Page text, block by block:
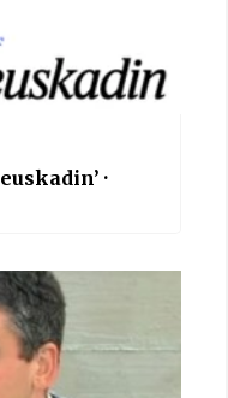
bideoa Hamaika
·